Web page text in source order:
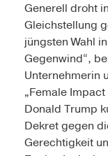
Generell droht
Gleichstellung
jüngsten Wahl
Gegenwind“,
Unternehmerin
„Female
Donald Trump
Dekret gegen
Gerechtigkeit